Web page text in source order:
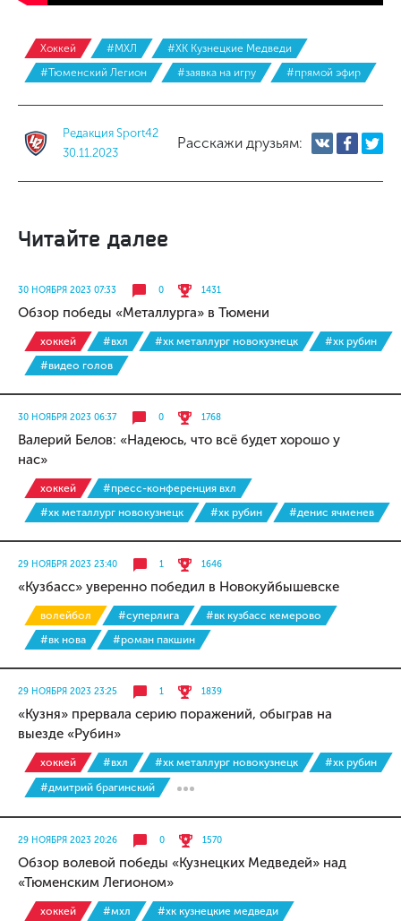
Хоккей #МХЛ
#ХК Кузнецкие Медведи
#Тюменский Легион
#заявка на игру #прямой эфир
Редакция Sport42
30.11.2023
Расскажи друзьям:
Читайте далее
30 НОЯБРЯ 2023 07:33 0 1431
Обзор победы «Металлурга» в Тюмени
хоккей #вхл #хк металлург новокузнецк
#хк рубин
#видео голов
30 НОЯБРЯ 2023 06:37 0 1768
Валерий Белов: «Надеюсь, что всё будет хорошо у
нас»
хоккей
#пресс-конференция вхл
#хк металлург новокузнецк
#хк рубин #денис ячменев
29 НОЯБРЯ 2023 23:40 1 1646
«Кузбасс» уверенно победил в Новокуйбышевске
волейбол #суперлига
#вк кузбасс кемерово
#вк нова
#роман пакшин
29 НОЯБРЯ 2023 23:25 1 1839
«Кузня» прервала серию поражений, обыграв на
выезде «Рубин»
хоккей #вхл #хк металлург новокузнецк
#хк рубин
#дмитрий брагинский
29 НОЯБРЯ 2023 20:26 0 1570
Обзор волевой победы «Кузнецких Медведей» над
«Тюменским Легионом»
хоккей #мхл
#хк кузнецкие медведи